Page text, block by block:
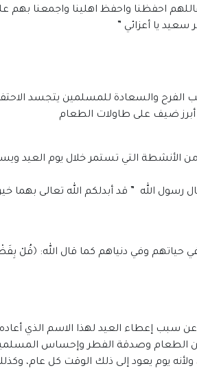
اطيب التهاني بعيد الفطر المبارك، ، فاللهم احفظنا واحفظ اهلينا واجمعنا
يا أعزائي ”
الفرح والسعادة للمسلمين يتجسد
ضيف على طاولات الطعام
من الأنشطة التي تستمر خلال يوم العيد
رسول الله ” قد أبدلكم الله تعالى بهما
حياتهم وفي دنياهم كما قال الله: ﴿قُلْ
سبب إعطاء العيد لهذا الاسم الذي أعاده
عن الطعام وصدقة الفطر وإحساس
ولأنه يوم يعود إلى ذلك الوقت كل عام،